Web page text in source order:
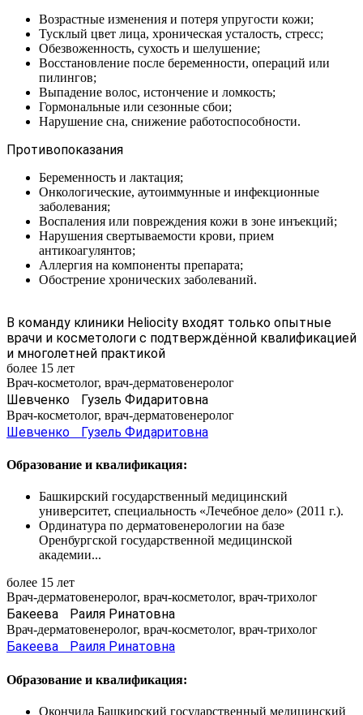
Возрастные изменения и потеря упругости кожи;
Тусклый цвет лица, хроническая усталость, стресс;
Обезвоженность, сухость и шелушение;
Восстановление после беременности, операций или
пилингов;
Выпадение волос, истончение и ломкость;
Гормональные или сезонные сбои;
Нарушение сна, снижение работоспособности.
Противопоказания
Беременность и лактация;
Онкологические, аутоиммунные и инфекционные
заболевания;
Воспаления или повреждения кожи в зоне инъекций;
Нарушения свертываемости крови, прием
антикоагулянтов;
Аллергия на компоненты препарата;
Обострение хронических заболеваний.
В команду клиники Heliocity входят только опытные
врачи и косметологи с подтверждённой квалификацией
и многолетней практикой
более 15 лет
Врач-косметолог, врач-дерматовенеролог
Шевченко Гузель Фидаритовна
Врач-косметолог, врач-дерматовенеролог
Шевченко Гузель Фидаритовна
Образование и квалификация:
Башкирский государственный медицинский
университет, специальность «Лечебное дело» (2011 г.).
Ординатура по дерматовенерологии на базе
Оренбургской государственной медицинской
академии...
более 15 лет
Врач-дерматовенеролог, врач-косметолог, врач-трихолог
Бакеева Раиля Ринатовна
Врач-дерматовенеролог, врач-косметолог, врач-трихолог
Бакеева Раиля Ринатовна
Образование и квалификация:
Окончила Башкирский государственный медицинский